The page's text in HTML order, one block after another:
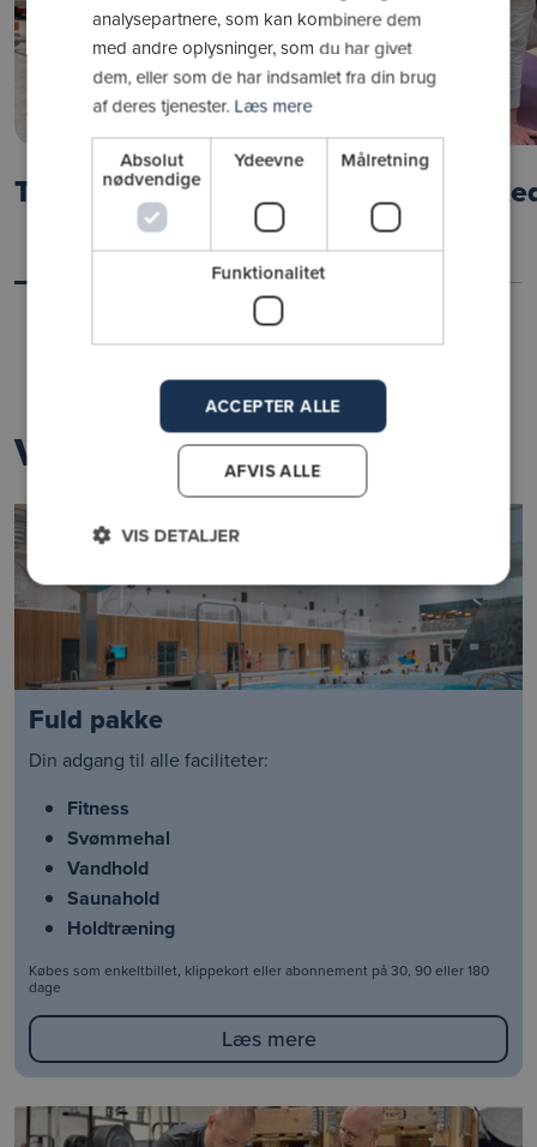
Træn på hold
Vælg et medlemsskab
Mest populær
Fuld pakke
Din adgang til alle faciliteter:
Fitness
Svømmehal
Vandhold
Saunahold
Holdtræning
Købes som enkeltbillet, klippekort eller abonnement på 30, 90 eller 180
dage
Læs mere
analysepartnere, som kan kombinere dem
med andre oplysninger, som du har givet
dem, eller som de har indsamlet fra din brug
af deres tjenester.Læs mere
Absolut
nødvendige
Ydeevne Målretning
Funktionalitet
ACCEPTER ALLE
AFVIS ALLE
VIS DETALJER